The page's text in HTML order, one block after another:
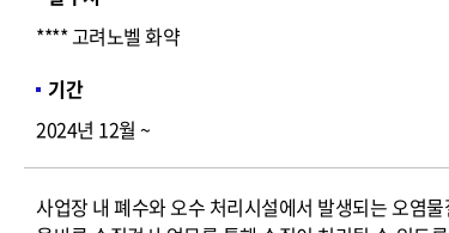
**** 고려노벨 화약
기간
2024년 12월 ~
사업장 내 폐수와 오수 처리시설에서 발생되는 오염